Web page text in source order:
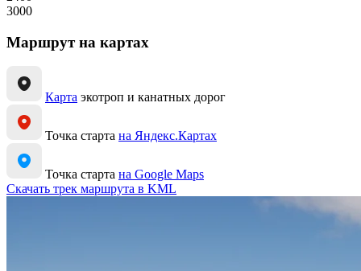
3000
Маршрут на картах
Карта экотроп и канатных дорог
Точка старта на Яндекс.Картах
Точка старта на Google Maps
Скачать трек маршрута в KML